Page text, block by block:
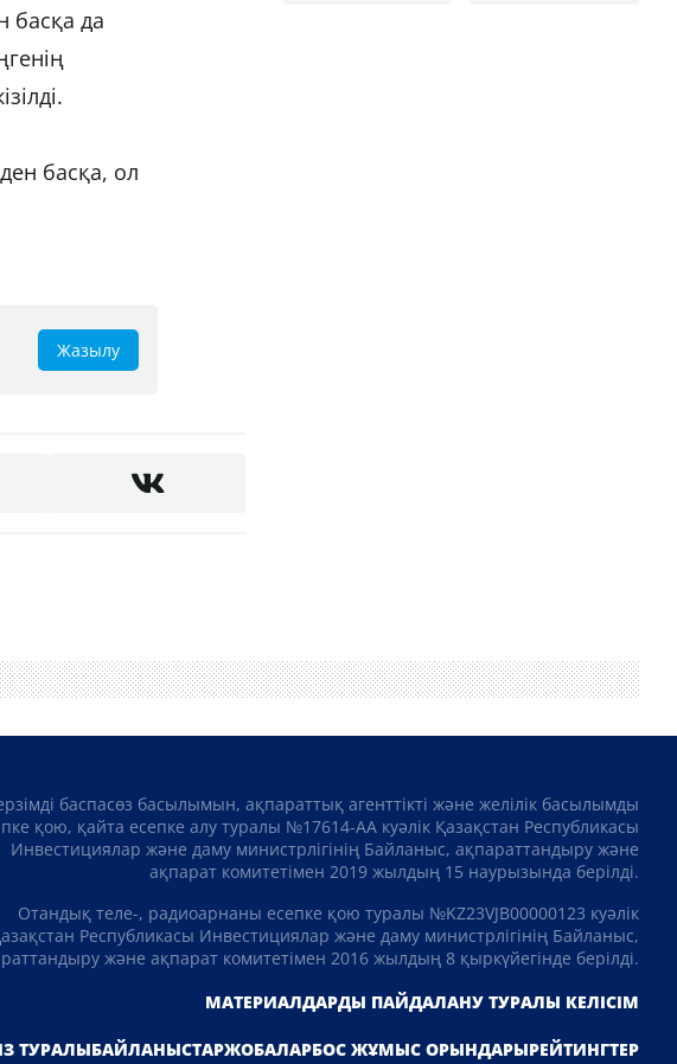
басқа да
басқа, ол
Жазылу
баспасөз басылымын, ақпараттық агенттікті және желілік басылымды
қою, қайта есепке алу туралы №17614-АА куәлік Қазақстан Республикасы
Инвестициялар және даму министрлігінің Байланыс, ақпараттандыру және
ақпарат комитетімен 2019 жылдың 15 наурызында берілді.
Отандық теле-, радиоарнаны есепке қою туралы №KZ23VJB00000123 куәлік
Республикасы Инвестициялар және даму министрлігінің Байланыс,
және ақпарат комитетімен 2016 жылдың 8 қыркүйегінде берілді.
МАТЕРИАЛДАРДЫ ПАЙДАЛАНУ ТУРАЛЫ КЕЛІСІМ
ТУРАЛЫБАЙЛАНЫСТАРЖОБАЛАРБОС ЖҰМЫС ОРЫНДАРЫРЕЙТИНГТЕР